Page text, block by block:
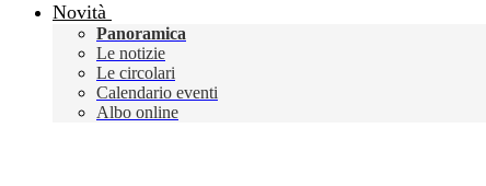
Novità
Panoramica
Le notizie
Le circolari
Calendario eventi
Albo online